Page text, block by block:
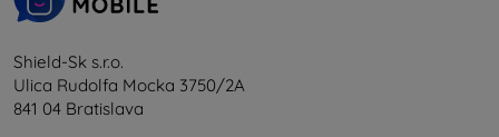
Shield-Sk s.r.o.
Ulica Rudolfa Mocka 3750/2A
841 04 Bratislava